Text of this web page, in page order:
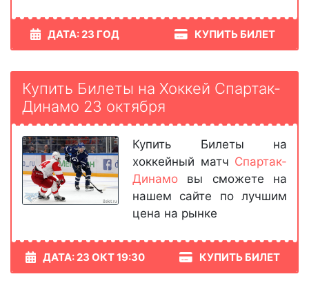
ДАТА: 23 ГОД КУПИТЬ БИЛЕТ
Купить Билеты на Хоккей Спартак-
Динамо 23 октября
Купить Билеты на
хоккейный матч Спартак-
Динамо вы сможете на
нашем сайте по лучшим
цена на рынке
ДАТА: 23 ОКТ 19:30 КУПИТЬ БИЛЕТ